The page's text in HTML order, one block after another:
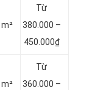
m²
Từ
380.000 –
450.000₫
m²
Từ
360.000 –